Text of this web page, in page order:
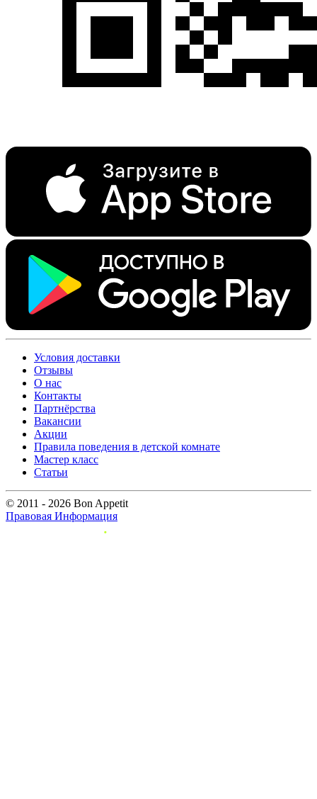
Условия доставки
Отзывы
О нас
Контакты
Партнёрства
Вакансии
Акции
Правила поведения в детской комнате
Мастер класс
Статьи
© 2011 - 2026 Bon Appetit
Правовая Информация